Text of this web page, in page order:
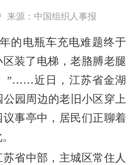
来源：中国组织人事报
的电瓶车充电难题终于
装了电梯，老胳膊老腿
”……近日，江苏省金湖
园周边的老旧小区穿上
议事亭中，居民们正聊着
省中部，主城区常住人